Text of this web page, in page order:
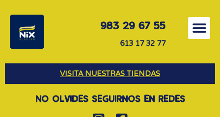
983 29 67 55
613 17 32 77
VISITA NUESTRAS TIENDAS
NO OLVIDES SEGUIRNOS EN REDES